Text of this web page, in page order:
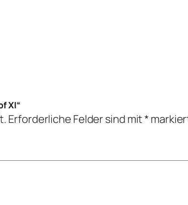
XI“
Erforderliche Felder sind mit*